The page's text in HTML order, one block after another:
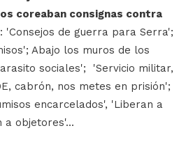
coreaban consignas contra
: 'Consejos de guerra para Serra';
Abajo los muros de los
sociales'; 'Servicio militar,
cabrón, nos metes en prisión';
encarcelados', 'Liberan a
a objetores'...